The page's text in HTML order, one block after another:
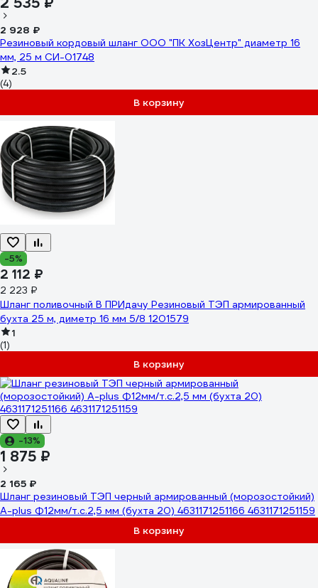
2 928 ₽
Резиновый кордовый шланг ООО "ПК ХозЦентр" диаметр 16
мм, 25 м СИ-01748
2.5
(4)
В корзину
-5%
2 112 ₽
2 223 ₽
Шланг поливочный В ПРИдачу Резиновый ТЭП армированный
бухта 25 м, диметр 16 мм 5/8 1201579
1
(1)
В корзину
-13%
1 875 ₽
2 165 ₽
Шланг резиновый ТЭП черный армированный (морозостойкий)
A-plus Ф12мм/т.с.2,5 мм (бухта 20) 4631171251166 4631171251159
В корзину